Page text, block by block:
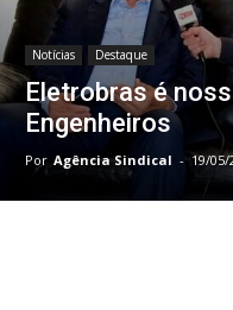
Notícias Destaque
Eletrobras é
Engenheiros
Por Agência Sindical - 19/05/